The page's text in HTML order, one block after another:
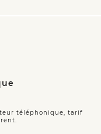
téléphonique, tarif